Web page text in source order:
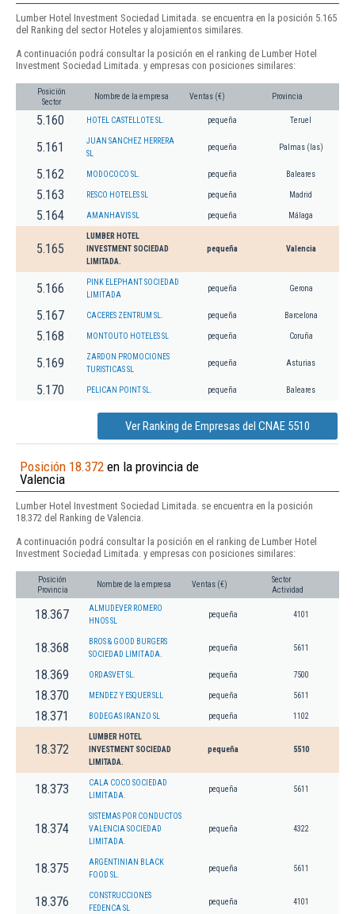
Lumber Hotel Investment Sociedad Limitada. se encuentra en la posición 5.165
del Ranking del sector Hoteles y alojamientos similares.
A continuación podrá consultar la posición en el ranking de Lumber Hotel
Investment Sociedad Limitada. y empresas con posiciones similares:
Posición
Sector
Nombre de la empresa Ventas (€) Provincia
5.160 HOTEL CASTELLOTE SL. pequeña Teruel
5.161
JUAN SANCHEZ HERRERA
SL
pequeña Palmas (las)
5.162 MODOCOCO SL. pequeña Baleares
5.163 RESCO HOTELES SL pequeña Madrid
5.164 AMANHAVIS SL pequeña Málaga
5.165
LUMBER HOTEL
INVESTMENT SOCIEDAD
LIMITADA.
pequeña Valencia
5.166
PINK ELEPHANT SOCIEDAD
LIMITADA
pequeña Gerona
5.167 CACERES ZENTRUM SL. pequeña Barcelona
5.168 MONTOUTO HOTELES SL pequeña Coruña
5.169
ZARDON PROMOCIONES
TURISTICAS SL
pequeña Asturias
5.170 PELICAN POINT SL. pequeña Baleares
Ver Ranking de Empresas del CNAE 5510
Posición 18.372 en la provincia de
Valencia
Lumber Hotel Investment Sociedad Limitada. se encuentra en la posición
18.372 del Ranking de Valencia.
A continuación podrá consultar la posición en el ranking de Lumber Hotel
Investment Sociedad Limitada. y empresas con posiciones similares:
Posición
Provincia
Nombre de la empresa Ventas (€)
Sector
Actividad
18.367
ALMUDEVER ROMERO
HNOS SL
pequeña 4101
18.368
BROS & GOOD BURGERS
SOCIEDAD LIMITADA.
pequeña 5611
18.369 ORDASVET SL. pequeña 7500
18.370 MENDEZ Y ESQUER SLL pequeña 5611
18.371 BODEGAS IRANZO SL pequeña 1102
18.372
LUMBER HOTEL
INVESTMENT SOCIEDAD
LIMITADA.
pequeña 5510
18.373
CALA COCO SOCIEDAD
LIMITADA.
pequeña 5611
18.374
SISTEMAS POR CONDUCTOS
VALENCIA SOCIEDAD
LIMITADA.
pequeña 4322
18.375
ARGENTINIAN BLACK
FOOD SL.
pequeña 5611
18.376
CONSTRUCCIONES
FEDENCA SL
pequeña 4101